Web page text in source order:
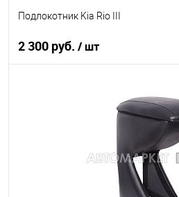
Подлокотник Kia Rio III
2 300 руб. / шт